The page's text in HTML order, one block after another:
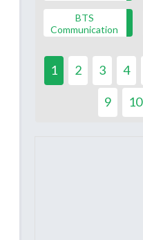
BTS
Communication
1 2 3 4
9 10